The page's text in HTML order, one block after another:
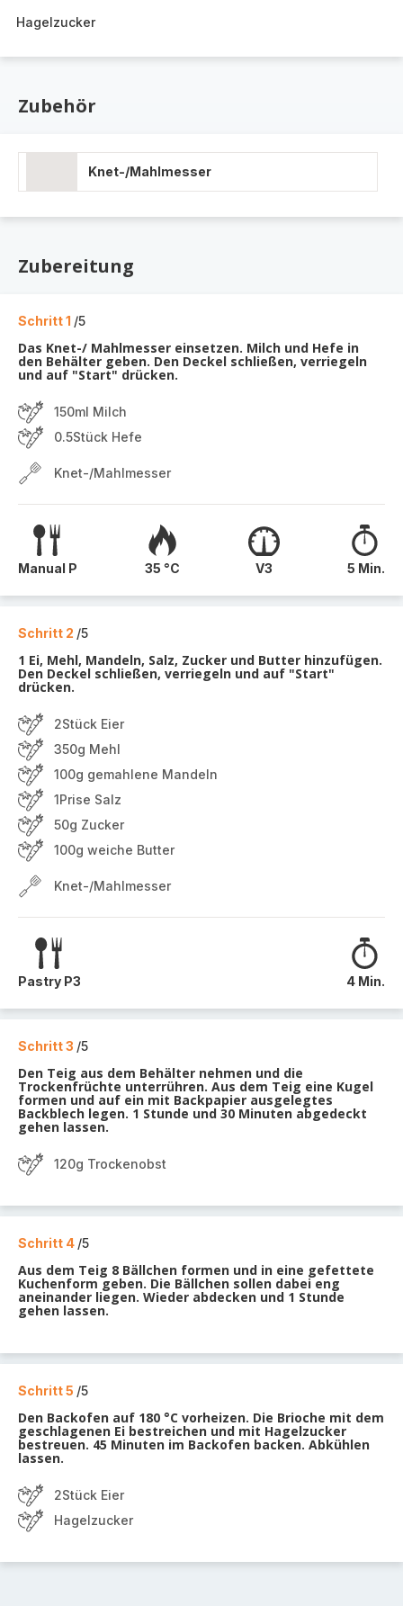
Hagelzucker
Zubehör
Knet-/Mahlmesser
Zubereitung
Schritt 1 /5
Das Knet-/ Mahlmesser einsetzen. Milch und Hefe in
den Behälter geben. Den Deckel schließen, verriegeln
und auf "Start" drücken.
150ml Milch
0.5Stück Hefe
Knet-/Mahlmesser
Manual P 35 °C V3 5 Min.
Schritt 2 /5
1 Ei, Mehl, Mandeln, Salz, Zucker und Butter hinzufügen.
Den Deckel schließen, verriegeln und auf "Start"
drücken.
2Stück Eier
350g Mehl
100g gemahlene Mandeln
1Prise Salz
50g Zucker
100g weiche Butter
Knet-/Mahlmesser
Pastry P3 4 Min.
Schritt 3 /5
Den Teig aus dem Behälter nehmen und die
Trockenfrüchte unterrühren. Aus dem Teig eine Kugel
formen und auf ein mit Backpapier ausgelegtes
Backblech legen. 1 Stunde und 30 Minuten abgedeckt
gehen lassen.
120g Trockenobst
Schritt 4 /5
Aus dem Teig 8 Bällchen formen und in eine gefettete
Kuchenform geben. Die Bällchen sollen dabei eng
aneinander liegen. Wieder abdecken und 1 Stunde
gehen lassen.
Schritt 5 /5
Den Backofen auf 180 °C vorheizen. Die Brioche mit dem
geschlagenen Ei bestreichen und mit Hagelzucker
bestreuen. 45 Minuten im Backofen backen. Abkühlen
lassen.
2Stück Eier
Hagelzucker